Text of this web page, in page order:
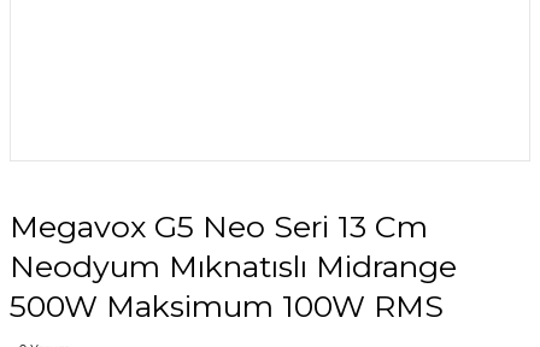
Megavox G5 Neo Seri 13 Cm
Neodyum Mıknatıslı Midrange
500W Maksimum 100W RMS